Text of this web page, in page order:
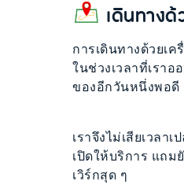
เดินทาง
การเดินทางด้วยเ
ในช่วงเวลาที่เราอ
ของอีกวันหนึ่งพอดี
เราจึงไม่เสียเวล
เปิดให้บริการ แถม
เวิร์กสุด ๆ